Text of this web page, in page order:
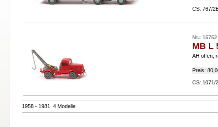
CS: 767/
Nr.: 15752
MB L
AH offen,
Preis:
CS:
1958 - 1981 4 Modelle